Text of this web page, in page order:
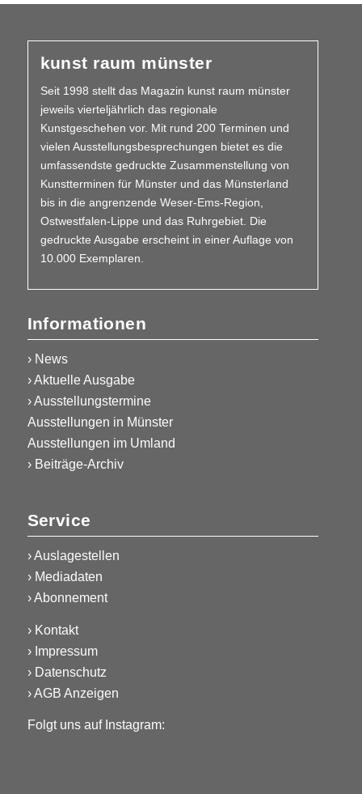
kunst raum münster
Seit 1998 stellt das Magazin kunst raum münster
jeweils vierteljährlich das regionale
Kunstgeschehen vor. Mit rund 200 Terminen und
vielen Aus­­stellungs­besprechungen bietet es die
umfassendste gedruckte Zusammen­stellung von
Kunstterminen für Münster und das Münsterland
bis in die angrenzende Weser-Ems-Region,
Ostwestfalen-Lippe und das Ruhrgebiet. Die
gedruckte Ausgabe erscheint in einer Auflage von
10.000 Exemplaren.
Informationen
› News
› Aktuelle Ausgabe
› Ausstellungstermine
Ausstellungen in Münster
Ausstellungen im Umland
› Beiträge-Archiv
Service
›Auslagestellen
› Mediadaten
›Abonnement
› Kontakt
› Impressum
› Datenschutz
›AGB Anzeigen
Folgt uns auf Instagram: